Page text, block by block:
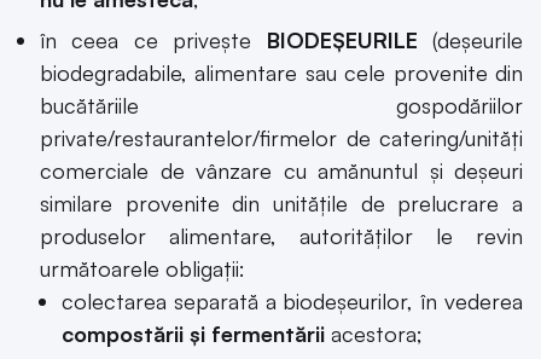
în ceea ce privește BIODEȘEURILE (deșeurile
biodegradabile, alimentare sau cele provenite din
bucătăriile gospodăriilor
private/restaurantelor/firmelor de catering/unităţi
comerciale de vânzare cu amănuntul şi deşeuri
similare provenite din unităţile de prelucrare a
produselor alimentare, autorităților le revin
următoarele obligații:
colectarea separată a biodeşeurilor, în vederea
compostării şi fermentării acestora;